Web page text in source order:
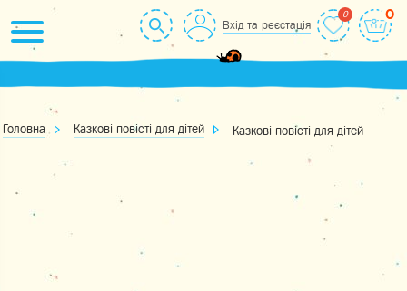
to
content
Вхід та реєстація
0
Головна Казкові повісті для дітей Казкові повісті для дітей